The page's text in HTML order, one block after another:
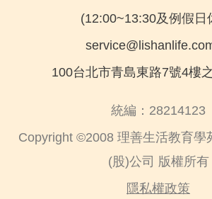
(12:00~13:30及例假日
100台北市青島東路7號4樓
統編：28214123
Copyright ©2008 理善生活教育學
(股)公司 版權所有
隱私權政策